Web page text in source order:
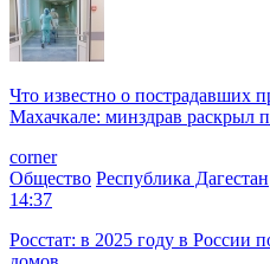
Что известно о пострадавших
Махачкале: минздрав раскрыл
corner
Общество Республика Дагестан
14:37
Росстат: в 2025 году в России